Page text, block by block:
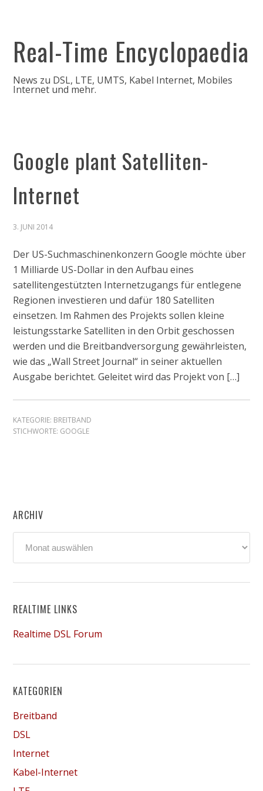
Real-Time Encyclopaedia
News zu DSL, LTE, UMTS, Kabel Internet, Mobiles
Internet und mehr.
Google plant Satelliten-
Internet
3. JUNI 2014
Der US-Suchmaschinenkonzern Google möchte über
1 Milliarde US-Dollar in den Aufbau eines
satellitengestützten Internetzugangs für entlegene
Regionen investieren und dafür 180 Satelliten
einsetzen. Im Rahmen des Projekts sollen kleine
leistungsstarke Satelliten in den Orbit geschossen
werden und die Breitbandversorgung gewährleisten,
wie das „Wall Street Journal“ in seiner aktuellen
Ausgabe berichtet. Geleitet wird das Projekt von […]
KATEGORIE: BREITBAND
STICHWORTE: GOOGLE
ARCHIV
REALTIME LINKS
Realtime DSL Forum
KATEGORIEN
Breitband
DSL
Internet
Kabel-Internet